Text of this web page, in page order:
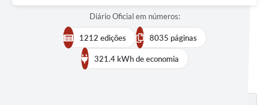
Diário Oficial em números:
1212 edições 8035 páginas
321.4 kWh de economia